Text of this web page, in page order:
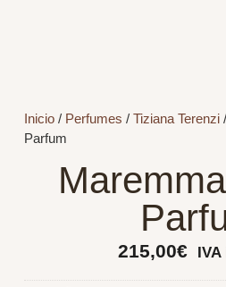
Inicio/ Perfumes / Tiziana Terenzi/
Parfum
215,00€